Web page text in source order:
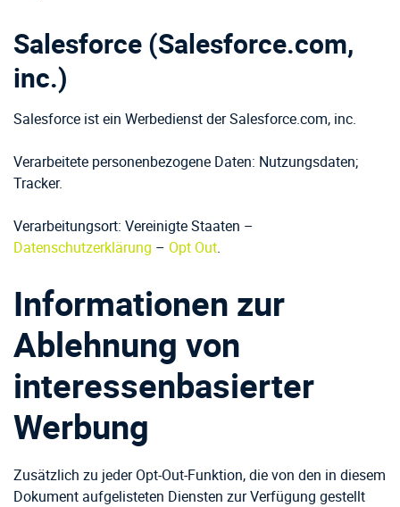
Salesforce (Salesforce.com,
inc.)
Salesforce ist ein Werbedienst der Salesforce.com, inc.
Verarbeitete personenbezogene Daten: Nutzungsdaten;
Tracker.
Verarbeitungsort: Vereinigte Staaten –
Datenschutzerklärung – Opt Out.
Informationen zur
Ablehnung von
interessenbasierter
Werbung
Zusätzlich zu jeder Opt-Out-Funktion, die von den in diesem
Dokument aufgelisteten Diensten zur Verfügung gestellt